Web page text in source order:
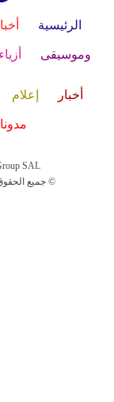
الرئيسية
وموسيقى أزياء
أخبار إعلام
SAL
جميع الحقوق محفوظة لمجموعة العرب اليوم الاعلامية 2025 ©